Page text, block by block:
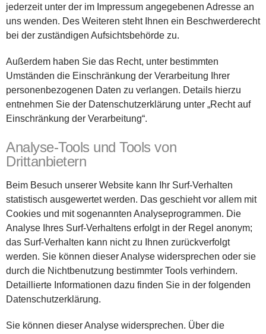
jederzeit unter der im Impressum angegebenen Adresse an
uns wenden. Des Weiteren steht Ihnen ein Beschwerderecht
bei der zuständigen Aufsichtsbehörde zu.
Außerdem haben Sie das Recht, unter bestimmten
Umständen die Einschränkung der Verarbeitung Ihrer
personenbezogenen Daten zu verlangen. Details hierzu
entnehmen Sie der Datenschutzerklärung unter „Recht auf
Einschränkung der Verarbeitung“.
Analyse-Tools und Tools von
Drittanbietern
Beim Besuch unserer Website kann Ihr Surf-Verhalten
statistisch ausgewertet werden. Das geschieht vor allem mit
Cookies und mit sogenannten Analyseprogrammen. Die
Analyse Ihres Surf-Verhaltens erfolgt in der Regel anonym;
das Surf-Verhalten kann nicht zu Ihnen zurückverfolgt
werden. Sie können dieser Analyse widersprechen oder sie
durch die Nichtbenutzung bestimmter Tools verhindern.
Detaillierte Informationen dazu finden Sie in der folgenden
Datenschutzerklärung.
Sie können dieser Analyse widersprechen. Über die